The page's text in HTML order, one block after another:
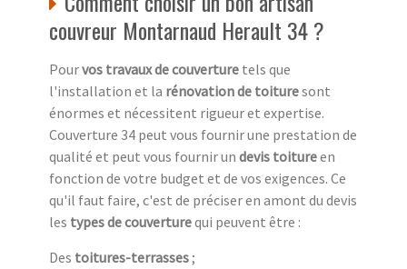
couvreur Montarnaud Herault 34 ?
Pourvos travaux de couverture tels que
l'installation et la rénovation de toituresont
énormes et nécessitent rigueur et expertise.
Couverture 34 peut vous fournir une prestation de
qualité et peut vous fournir un devis toitureen
fonction de votre budget et de vos exigences. Ce
qu'il faut faire, c'est de préciser en amont du devis
les types de couverturequi peuvent être :
Des toitures-terrasses;